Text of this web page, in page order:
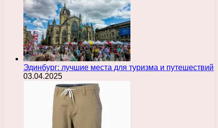
Эдинбург: лучшие места для туризма и путешествий
03.04.2025